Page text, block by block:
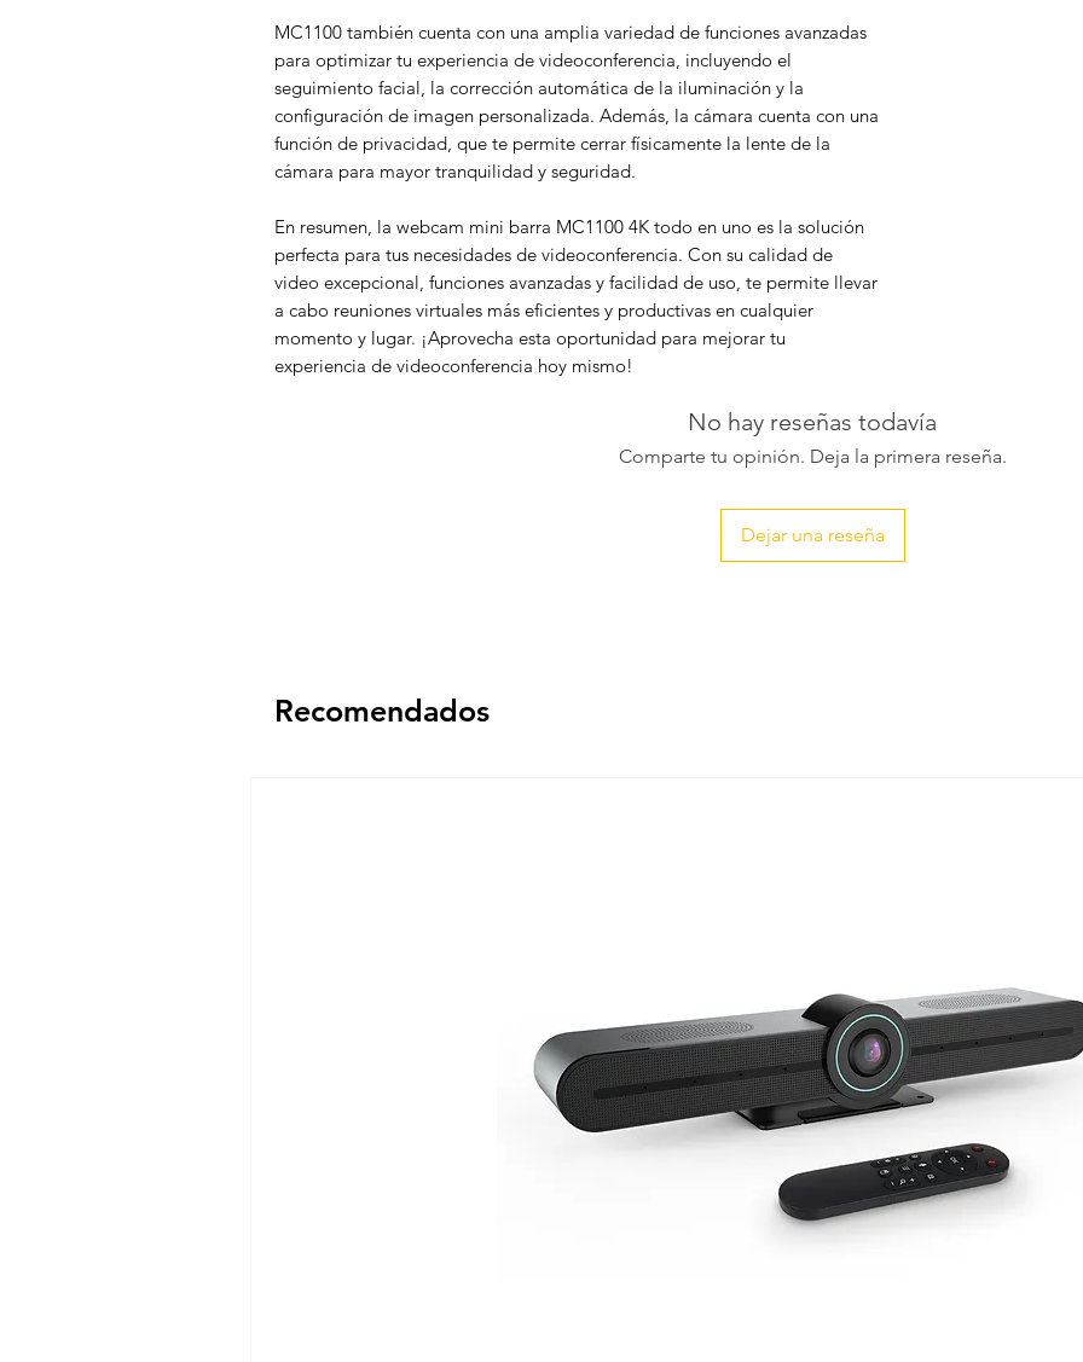
MC1100 también cuenta con una amplia variedad de funciones avanzadas
para optimizar tu experiencia de videoconferencia, incluyendo el
seguimiento facial, la corrección automática de la iluminación y la
configuración de imagen personalizada. Además, la cámara cuenta con una
función de privacidad, que te permite cerrar físicamente la lente de la
cámara para mayor tranquilidad y seguridad.
En resumen, la webcam mini barra MC1100 4K todo en uno es la solución
perfecta para tus necesidades de videoconferencia. Con su calidad de
video excepcional, funciones avanzadas y facilidad de uso, te permite llevar
a cabo reuniones virtuales más eficientes y productivas en cualquier
momento y lugar. ¡Aprovecha esta oportunidad para mejorar tu
experiencia de videoconferencia hoy mismo!
No hay reseñas todavía
Comparte tu opinión. Deja la primera reseña.
Dejar una reseña
Recomendados